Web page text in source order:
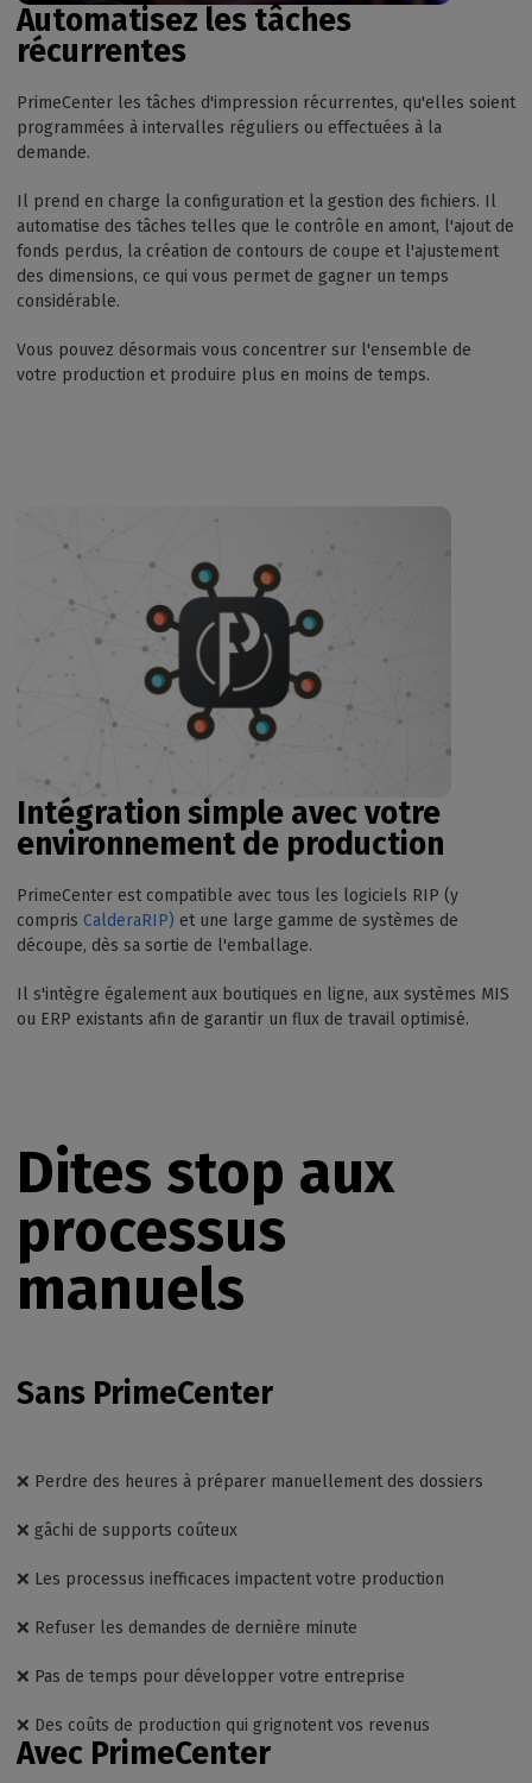
Automatisez les tâches
récurrentes
PrimeCenter les tâches d'impression récurrentes, qu'elles soient
programmées à intervalles réguliers ou effectuées à la
demande.
Il prend en charge la configuration et la gestion des fichiers. Il
automatise des tâches telles que le contrôle en amont, l'ajout de
fonds perdus, la création de contours de coupe et l'ajustement
des dimensions, ce qui vous permet de gagner un temps
considérable.
Vous pouvez désormais vous concentrer sur l'ensemble de
votre production et produire plus en moins de temps.
Intégration simple avec votre
environnement de production
PrimeCenter est compatible avec tous les logiciels RIP (y
compris CalderaRIP) et une large gamme de systèmes de
découpe, dès sa sortie de l'emballage.
Il s'intègre également aux boutiques en ligne, aux systèmes MIS
ou ERP existants afin de garantir un flux de travail optimisé.
Dites stop aux
processus
manuels
Sans PrimeCenter
❌ Perdre des heures à préparer manuellement des dossiers
❌ gâchi de supports coûteux
❌ Les processus inefficaces impactent votre production
❌ Refuser les demandes de dernière minute
❌ Pas de temps pour développer votre entreprise
❌ Des coûts de production qui grignotent vos revenus
Avec PrimeCenter